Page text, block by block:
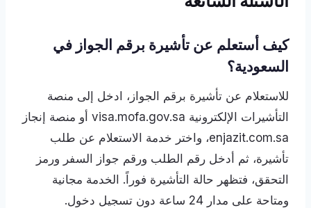
كيف أستعلم عن تأشيرة برقم الجواز في
السعودية؟
للاستعلام عن تأشيرة برقم الجواز، ادخل إلى منصة
التأشيرات الإلكترونية visa.mofa.gov.sa أو منصة إنجاز
enjazit.com.sa، واختر خدمة الاستعلام عن طلب
تأشيرة، ثم أدخل رقم الطلب ورقم جواز السفر ورمز
التحقق، فتظهر حالة التأشيرة فوراً. الخدمة مجانية
ومتاحة على مدار 24 ساعة دون تسجيل دخول.